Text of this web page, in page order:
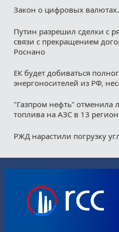
Закон о цифровых
Путин разрешил сделки с
связи с прекращением
Роснано
ЕК будет добиваться
энергоносителей из РФ,
"Газпром нефть" отменила
топлива на АЗС в 13
РЖД нарастили погрузку